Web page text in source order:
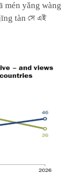
yǎng wàng
tàn সে এই